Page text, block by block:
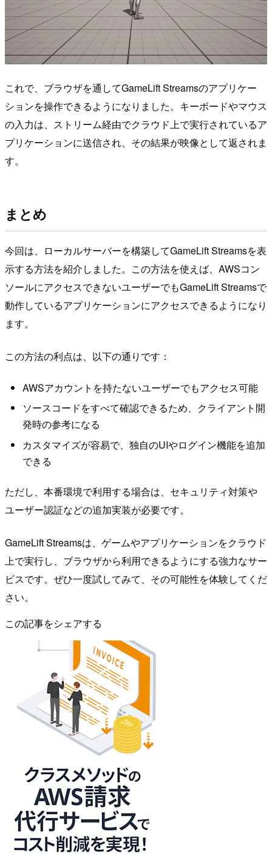
これで、ブラウザを通してGameLift Streamsのアプリケー
ションを操作できるようになりました。キーボードやマウス
の入力は、ストリーム経由でクラウド上で実行されているア
プリケーションに送信され、その結果が映像として返されま
す。
まとめ
今回は、ローカルサーバーを構築してGameLift Streamsを表
示する方法を紹介しました。この方法を使えば、AWSコン
ソールにアクセスできないユーザーでもGameLift Streamsで
動作しているアプリケーションにアクセスできるようになり
ます。
この方法の利点は、以下の通りです：
AWSアカウントを持たないユーザーでもアクセス可能
ソースコードをすべて確認できるため、クライアント開
発時の参考になる
カスタマイズが容易で、独自のUIやログイン機能を追加
できる
ただし、本番環境で利用する場合は、セキュリティ対策や
ユーザー認証などの追加実装が必要です。
GameLift Streamsは、ゲームやアプリケーションをクラウド
上で実行し、ブラウザから利用できるようにする強力なサー
ビスです。ぜひ一度試してみて、その可能性を体験してくだ
さい。
この記事をシェアする